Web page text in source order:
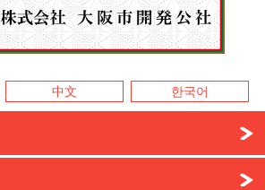
中文 한국어